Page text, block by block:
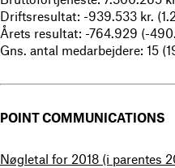
Driftsresultat: -939.533 kr.
Årets resultat: -764.929 (-
Gns. antal medarbejdere: 15
POINT COMMUNICATIONS
Nøgletal for 2018 (i parentes